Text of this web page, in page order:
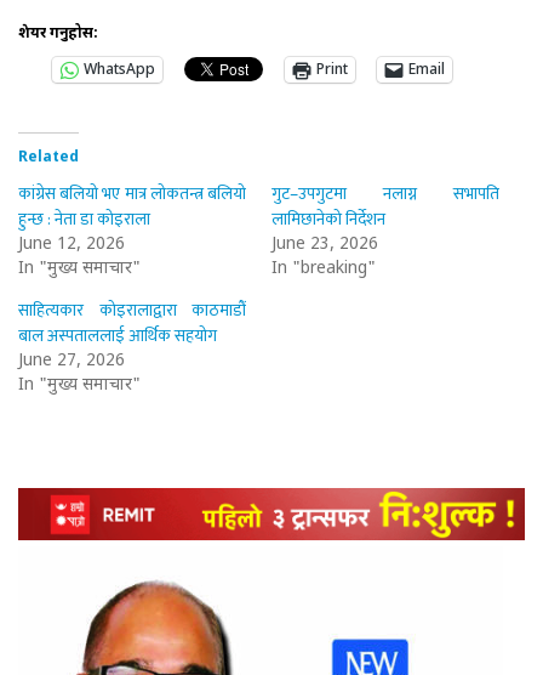
शेयर गर्नुहोस:
WhatsApp
Print Email
Related
कांग्रेस बलियो भए मात्र लोकतन्त्र बलियो
हुन्छ : नेता डा कोइराला
June 12, 2026
In "मुख्य समाचार"
गुट–उपगुटमा नलाग्न सभापति
लामिछानेको निर्देशन
June 23, 2026
In "breaking"
साहित्यकार कोइरालाद्वारा काठमाडौँ
बाल अस्पताललाई आर्थिक सहयोग
June 27, 2026
In "मुख्य समाचार"